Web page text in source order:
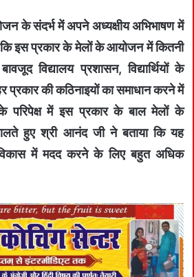
के संदर्भ में अपने अध्यक्षीय अभिभाषण में
इस प्रकार के मेलों के आयोजन में कितनी
विद्यालय प्रशासन, विद्यार्थियों के
प्रकार की कठिनाइयों का समाधान करने में
में इस प्रकार के बाल मेलों के
हुए श्री आनंद जी ने बताया कि यह
विकास में मदद करने के लिए बहुत अधिक